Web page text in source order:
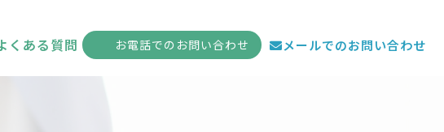
くある質問 お電話でのお問い合わせ メールでのお問い合わせ